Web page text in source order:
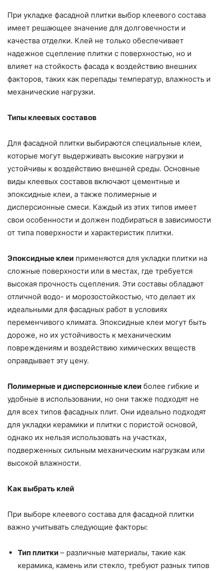
При укладке фасадной плитки выбор клеевого состава
имеет решающее значение для долговечности и
качества отделки. Клей не только обеспечивает
надежное сцепление плитки с поверхностью, но и
влияет на стойкость фасада к воздействию внешних
факторов, таких как перепады температур, влажность и
механические нагрузки.
Типы клеевых составов
Для фасадной плитки выбираются специальные клеи,
которые могут выдерживать высокие нагрузки и
устойчивы к воздействию внешней среды. Основные
виды клеевых составов включают цементные и
эпоксидные клеи, а также полимерные и
дисперсионные смеси. Каждый из этих типов имеет
свои особенности и должен подбираться в зависимости
от типа поверхности и характеристик плитки.
Эпоксидные клеи применяются для укладки плитки на
сложные поверхности или в местах, где требуется
высокая прочность сцепления. Эти составы обладают
отличной водо- и морозостойкостью, что делает их
идеальными для фасадных работ в условиях
переменчивого климата. Эпоксидные клеи могут быть
дороже, но их устойчивость к механическим
повреждениям и воздействию химических веществ
оправдывает эту цену.
Полимерные и дисперсионные клеи более гибкие и
удобные в использовании, но они также подходят не
для всех типов фасадных плит. Они идеально подходят
для укладки керамики и плитки с пористой основой,
однако их нельзя использовать на участках,
подверженных сильным механическим нагрузкам или
высокой влажности.
Как выбрать клей
При выборе клеевого состава для фасадной плитки
важно учитывать следующие факторы:
Тип плитки – различные материалы, такие как
керамика, камень или стекло, требуют разных типов